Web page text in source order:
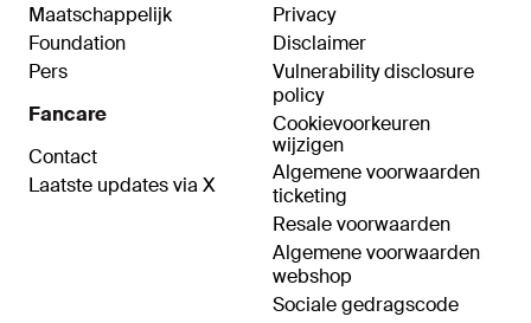
Maatschappelijk
Foundation
Pers
Fancare
Contact
Laatste updates via X
Privacy
Disclaimer
Vulnerability disclosure
policy
Cookievoorkeuren
wijzigen
Algemene voorwaarden
ticketing
Resale voorwaarden
Algemene voorwaarden
webshop
Sociale gedragscode